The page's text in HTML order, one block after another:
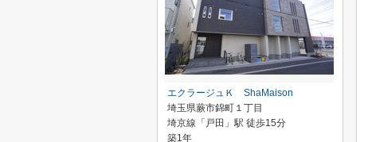
エクラージュＫ ShaMaison
埼玉県蕨市錦町１丁目
埼京線「戸田」駅 徒歩15分
築1年